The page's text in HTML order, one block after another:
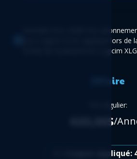
Exemple d'un crédit d'un
jour Logicim XLGL appliqué lors de
forfait de la plateforme Logicim
Affaire
Prix régulier:
420,36$/
Coupon appliqué: